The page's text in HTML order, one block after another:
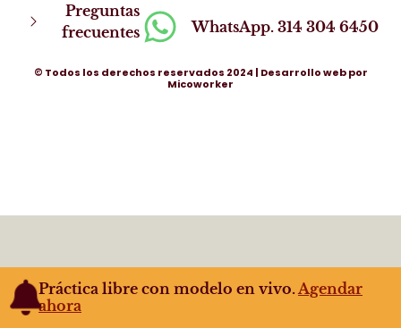
Preguntas
frecuentes
WhatsApp. 314 304 6450
© Todos los derechos reservados 2024 | Desarrollo web por
Micoworker
Práctica libre con modelo en vivo.Agendar
ahora